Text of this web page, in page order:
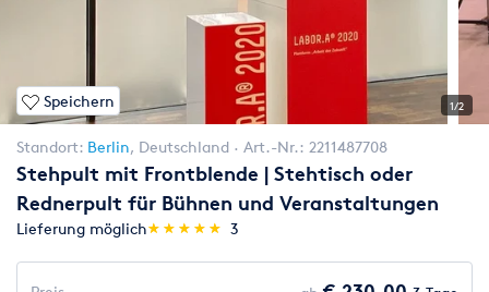
Speichern 1/2
Standort: Berlin, Deutschland Art.-Nr.: 2211487708
Stehpult mit Frontblende | Stehtisch oder
Rednerpult für Bühnen und Veranstaltungen
Lieferung möglich(*)
★
★
(*)★
★
(*) ★
★
(*) ★
★
(*) ★
★ 3